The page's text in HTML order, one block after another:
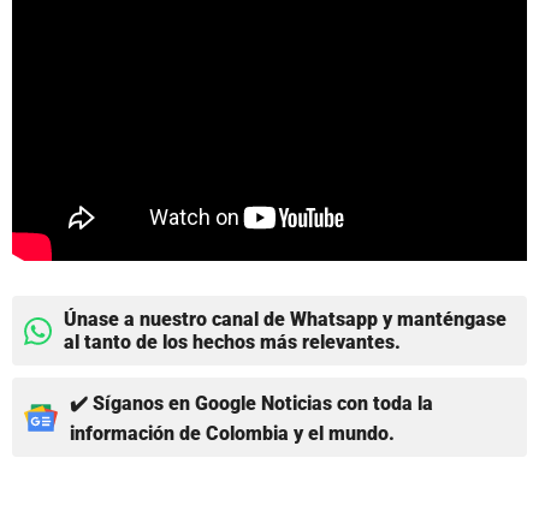
Únase a nuestro canal de Whatsapp y manténgase
al tanto de los hechos más relevantes.
✔️ Síganos en Google Noticias con toda la
información de Colombia y el mundo.